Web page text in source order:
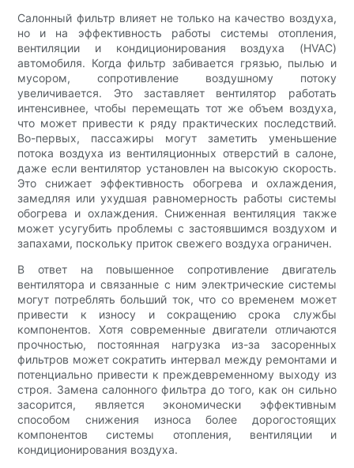
Салонный фильтр влияет не только на качество воздуха,
но и на эффективность работы системы отопления,
вентиляции и кондиционирования воздуха (HVAC)
автомобиля. Когда фильтр забивается грязью, пылью и
мусором, сопротивление воздушному потоку
увеличивается. Это заставляет вентилятор работать
интенсивнее, чтобы перемещать тот же объем воздуха,
что может привести к ряду практических последствий.
Во-первых, пассажиры могут заметить уменьшение
потока воздуха из вентиляционных отверстий в салоне,
даже если вентилятор установлен на высокую скорость.
Это снижает эффективность обогрева и охлаждения,
замедляя или ухудшая равномерность работы системы
обогрева и охлаждения. Сниженная вентиляция также
может усугубить проблемы с застоявшимся воздухом и
запахами, поскольку приток свежего воздуха ограничен.
В ответ на повышенное сопротивление двигатель
вентилятора и связанные с ним электрические системы
могут потреблять больший ток, что со временем может
привести к износу и сокращению срока службы
компонентов. Хотя современные двигатели отличаются
прочностью, постоянная нагрузка из-за засоренных
фильтров может сократить интервал между ремонтами и
потенциально привести к преждевременному выходу из
строя. Замена салонного фильтра до того, как он сильно
засорится, является экономически эффективным
способом снижения износа более дорогостоящих
компонентов системы отопления, вентиляции и
кондиционирования воздуха.